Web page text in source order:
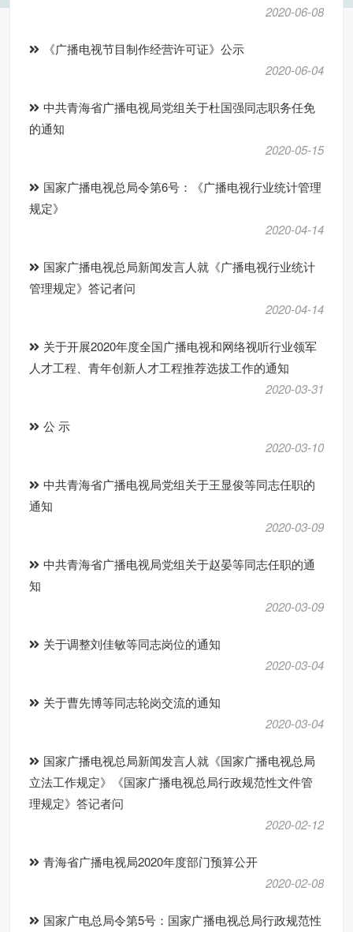
2020-06-08
《广播电视节目制作经营许可证》公示
2020-06-04
中共青海省广播电视局党组关于杜国强同志职务任免
的通知
2020-05-15
国家广播电视总局令第6号：《广播电视行业统计管理
规定》
2020-04-14
国家广播电视总局新闻发言人就《广播电视行业统计
管理规定》答记者问
2020-04-14
关于开展2020年度全国广播电视和网络视听行业领军
人才工程、青年创新人才工程推荐选拔工作的通知
2020-03-31
公 示
2020-03-10
中共青海省广播电视局党组关于王显俊等同志任职的
通知
2020-03-09
中共青海省广播电视局党组关于赵晏等同志任职的通
知
2020-03-09
关于调整刘佳敏等同志岗位的通知
2020-03-04
关于曹先博等同志轮岗交流的通知
2020-03-04
国家广播电视总局新闻发言人就《国家广播电视总局
立法工作规定》《国家广播电视总局行政规范性文件管
理规定》答记者问
2020-02-12
青海省广播电视局2020年度部门预算公开
2020-02-08
国家广电总局令第5号：国家广播电视总局行政规范性